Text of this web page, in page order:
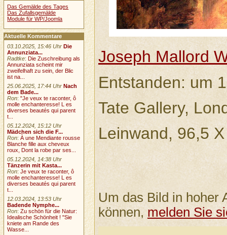
Joseph Mallord
Entstanden: um
Tate Gallery,
Leinwand, 96,5
Um das Bild in hoher
können,melden Sie
Das Gemälde des Tages
Das Zufallsgemälde
Module für WP/Joomla
Aktuelle Kommentare
03.10.2025, 15:46 Uhr Die
Annunziata...
Radtke: Die Zuschreibung als
Annunziata scheint mir
zweifelhaft zu sein, der Blic
ist na...
25.06.2025, 17:44 Uhr Nach
dem Bade...
Ron:"Je veux te raconter, ô
molle enchanteresse! L es
diverses beautés qui parent
t...
05.12.2024, 15:12 Uhr
Mädchen sich die F...
Ron:À une Mendiante rousse
Blanche fille aux cheveux
roux, Dont la robe par ses...
05.12.2024, 14:38 Uhr
Tänzerin mit Kasta...
Ron:Je veux te raconter, ô
molle enchanteresse! L es
diverses beautés qui parent
t...
12.03.2024, 13:53 Uhr
Badende Nymphe...
Ron:Zu schön für die Natur:
Idealische Schönheit ! "Sie
kniete am Rande des
Wasse...